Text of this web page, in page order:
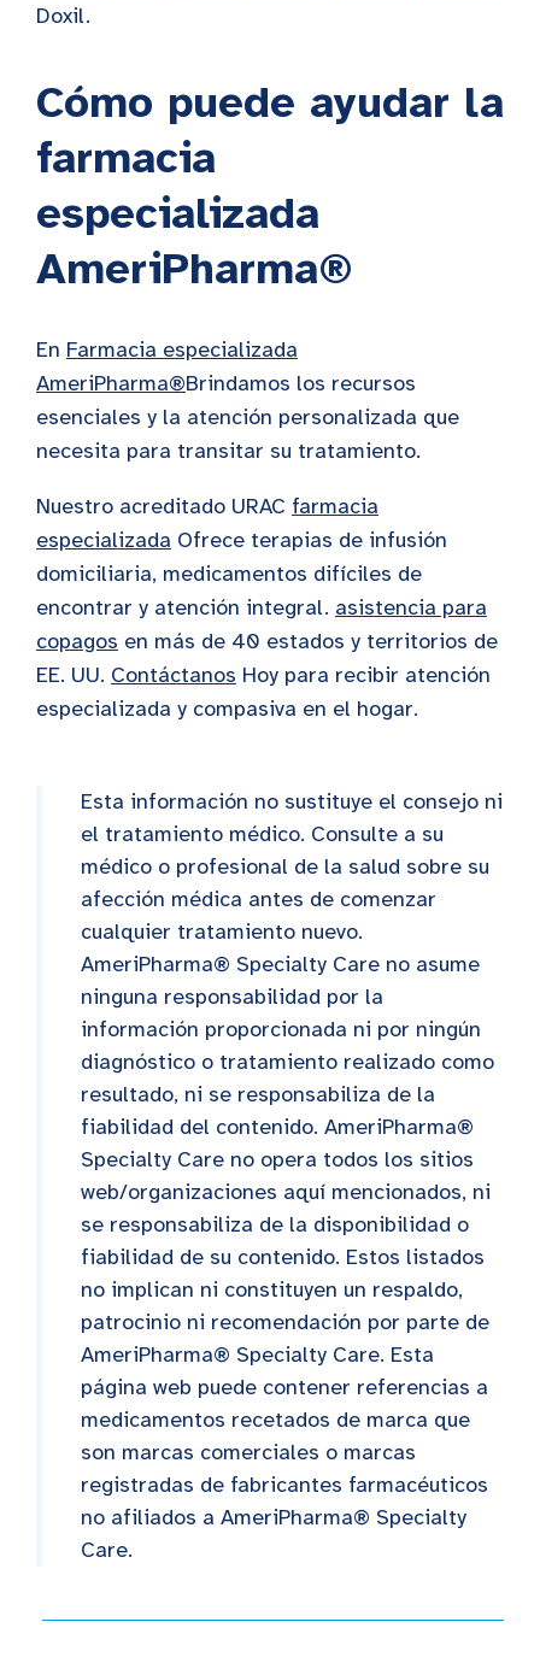
Doxil.
Cómo puede ayudar la
farmacia
especializada
AmeriPharma®
En Farmacia especializada
AmeriPharma®Brindamos los recursos
esenciales y la atención personalizada que
necesita para transitar su tratamiento.
Nuestro acreditado URAC farmacia
especializada Ofrece terapias de infusión
domiciliaria, medicamentos difíciles de
encontrar y atención integral. asistencia para
copagos en más de 40 estados y territorios de
EE. UU. Contáctanos Hoy para recibir atención
especializada y compasiva en el hogar.
Esta información no sustituye el consejo ni
el tratamiento médico. Consulte a su
médico o profesional de la salud sobre su
afección médica antes de comenzar
cualquier tratamiento nuevo.
AmeriPharma® Specialty Care no asume
ninguna responsabilidad por la
información proporcionada ni por ningún
diagnóstico o tratamiento realizado como
resultado, ni se responsabiliza de la
fiabilidad del contenido. AmeriPharma®
Specialty Care no opera todos los sitios
web/organizaciones aquí mencionados, ni
se responsabiliza de la disponibilidad o
fiabilidad de su contenido. Estos listados
no implican ni constituyen un respaldo,
patrocinio ni recomendación por parte de
AmeriPharma® Specialty Care. Esta
página web puede contener referencias a
medicamentos recetados de marca que
son marcas comerciales o marcas
registradas de fabricantes farmacéuticos
no afiliados a AmeriPharma® Specialty
Care.